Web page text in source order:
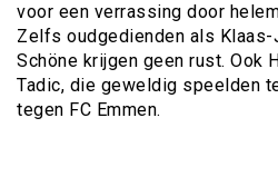
voor een verrassing door
Zelfs oudgedienden als Klaas-
Schöne krijgen geen rust. Ook
Tadic, die geweldig speelden
tegen FC Emmen.